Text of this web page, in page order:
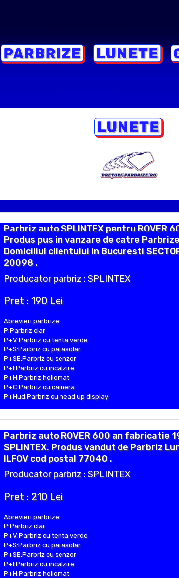
Parbriz auto SPLINTEX pentru ROVER
Produs pus in vanzare de catre
Domiciliul clientului in Bucuresti
20098 .
Producator parbriz : SPLINTEX
Pret : 190 Lei
Abrevieri parbrize:
P:Parbriz clar
P+V:Parbriz cu tenta verde
P+S:Parbriz cu parasolar
P+SE:Parbriz cu senzor
P+I:Parbriz cu incalzire
P+H:Parbriz heliomat
P+C:Parbriz cu camera
P+Hud:Parbriz cu head up display
Parbriz auto ROVER 600 an fabricatie
SPLINTEX. Produs vandut de Parbriz
ILFOV cod postal 77040 .
Producator parbriz : SPLINTEX
Pret : 210 Lei
Abrevieri parbrize:
P:Parbriz clar
P+V:Parbriz cu tenta verde
P+S:Parbriz cu parasolar
P+SE:Parbriz cu senzor
P+I:Parbriz cu incalzire
P+H:Parbriz heliomat